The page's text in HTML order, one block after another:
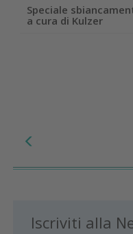
Speciale
a cura di Kulzer
Iscriviti alla